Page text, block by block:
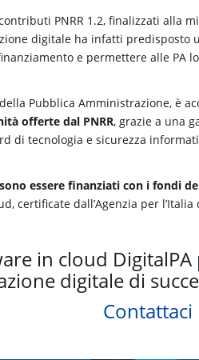
PNRR 1.2, finalizzati alla
digitale ha infatti predisposto
e permettere alle PA
Pubblica Amministrazione, è
offerte dal PNRR, grazie a una
di tecnologia e sicurezza
essere finanziati con i fondi
certificate dall’Agenzia per l’Italia
in cloud
digitale di
Contattaci